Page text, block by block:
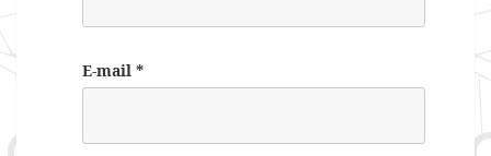
E-mail *